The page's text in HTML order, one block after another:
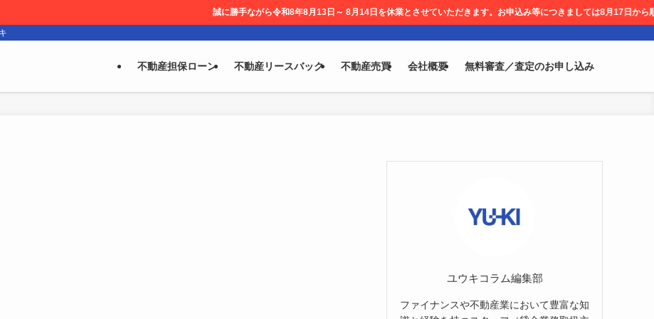
誠に勝手ながら令和8年8月13日～ 8月14日を休業とさせていただきます。お申込み等につきましては8月17日から順次対応させて頂き
不動産担保ローン 不動産リースバック 不動産売買 会社概要 無料審査／査定のお申し込み
ユウキコラム編集部
ファイナンスや不動産業において豊富な知